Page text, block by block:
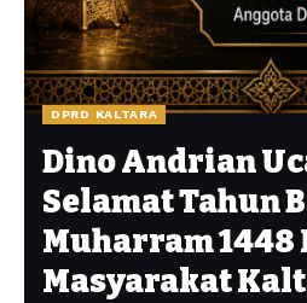
DPRD KALTARA
Dino Andrian
Selamat Tahun
Muharram 1448
Masyarakat